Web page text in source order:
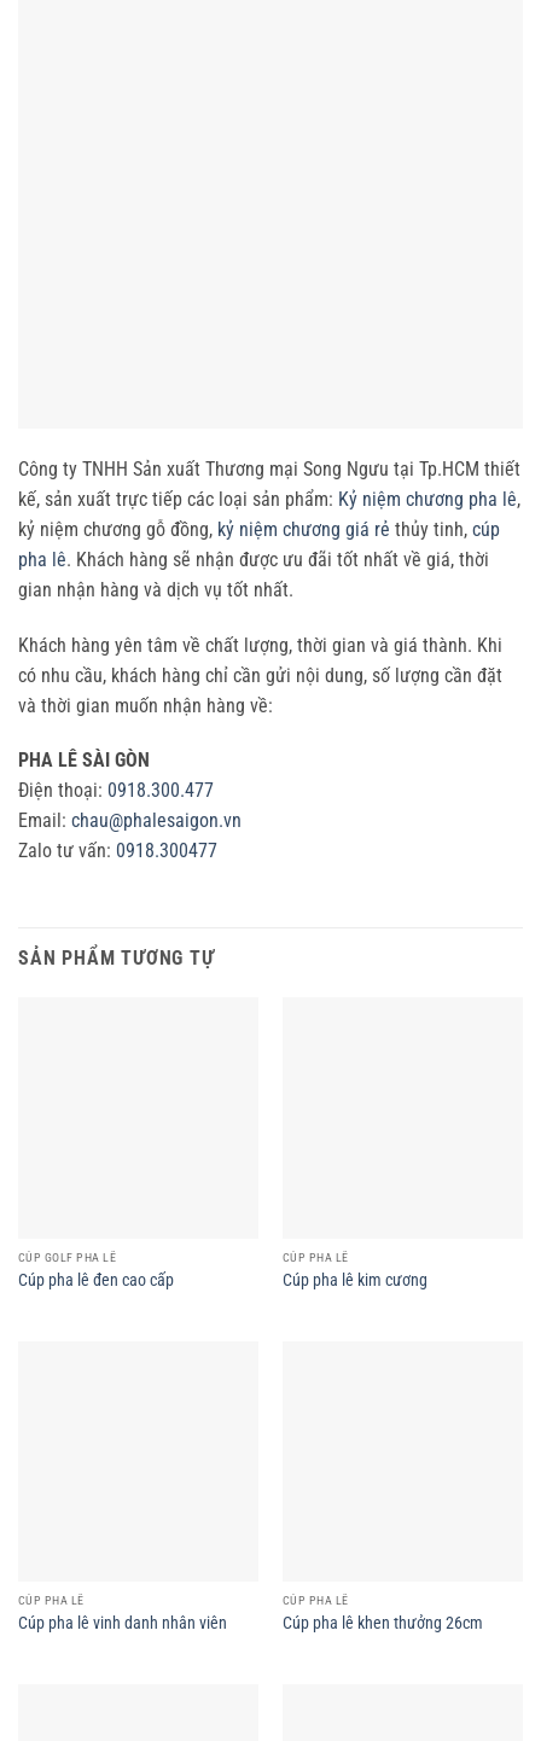
Công ty TNHH Sản xuất Thương mại Song Ngưu tại Tp.HCM thiết
kế, sản xuất trực tiếp các loại sản phẩm: Kỷ niệm chương pha lê,
kỷ niệm chương gỗ đồng, kỷ niệm chương giá rẻ thủy tinh, cúp
pha lê. Khách hàng sẽ nhận được ưu đãi tốt nhất về giá, thời
gian nhận hàng và dịch vụ tốt nhất.
Khách hàng yên tâm về chất lượng, thời gian và giá thành. Khi
có nhu cầu, khách hàng chỉ cần gửi nội dung, số lượng cần đặt
và thời gian muốn nhận hàng về:
PHA LÊ SÀI GÒN
Điện thoại: 0918.300.477
Email: chau@phalesaigon.vn
Zalo tư vấn: 0918.300477
SẢN PHẨM TƯƠNG TỰ
CÚP GOLF PHA LÊ
Cúp pha lê đen cao cấp
CÚP PHA LÊ
Cúp pha lê kim cương
CÚP PHA LÊ
Cúp pha lê vinh danh nhân viên
CÚP PHA LÊ
Cúp pha lê khen thưởng 26cm